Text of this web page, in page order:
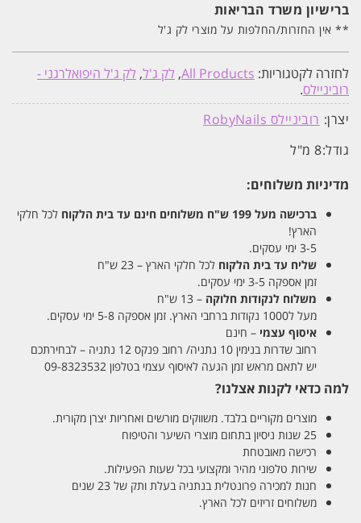
ברישיון משרד הבריאות
** אין החזרות/החלפות על מוצרי לק ג'ל
לחזרה לקטגוריות: All Products
, לק ג'ל, לק ג'ל היפואלרגני -
רוביניילס.
יצרן: רוביניילס RobyNails
גודל:8 מ"ל
מדיניות משלוחים:
ברכישה מעל 199 ש"ח משלוחים חינם עד בית הלקוח לכל חלקי
הארץ!
3-5 ימי עסקים.
שליח עד בית הלקוח לכל חלקי הארץ – 23 ש"ח
זמן אספקה 3-5 ימי עסקים.
משלוח לנקודות חלוקה – 13 ש"ח
מעל ל1000 נקודות ברחבי הארץ. זמן אספקה 5-8 ימי עסקים.
איסוף עצמי – חינם
רחוב שדרות בנימין 10 נתניה/ רחוב פנקס 12 נתניה – לבחירתכם
יש לתאם מראש זמן הגעה לאיסוף עצמי בטלפון 09-8323532
למה כדאי לקנות אצלנו?
מוצרים מקוריים בלבד. משווקים מורשים ואחריות יצרן מקורית.
25 שנות ניסיון בתחום מוצרי השיער והטיפוח
רכישה מאובטחת
שירות טלפוני מהיר ומקצועי בכל שעות הפעילות.
חנות למכירה פרונטלית בנתניה בעלת ותק של 23 שנים
משלוחים זריזים לכל הארץ.